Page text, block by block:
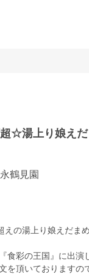
超☆湯上り娘え
鶴見園
の湯上り娘えだま
食彩の王国』に出演
を頂いております